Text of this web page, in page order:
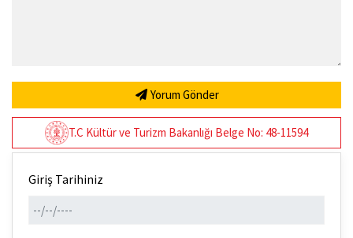
Yorum Gönder
T.C Kültür ve Turizm Bakanlığı Belge No: 48-11594
Giriş Tarihiniz